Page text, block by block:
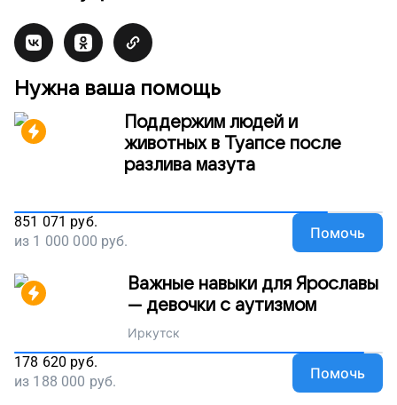
Нужна ваша помощь
Поддержим людей и
животных в Туапсе после
разлива мазута
851 071 руб.
из 1 000 000 руб. Помочь
Важные навыки для Ярославы
— девочки с аутизмом
Иркутск
178 620 руб.
из 188 000 руб. Помочь